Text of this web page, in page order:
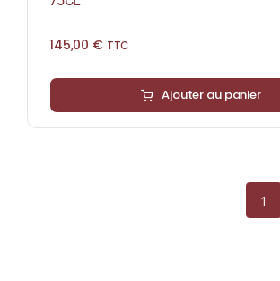
145,00 € TTC
Ajouter au panier
1